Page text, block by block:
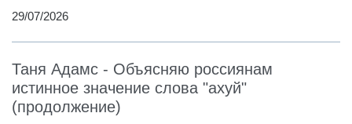
29/07/2026
Таня Адамс - Объясняю россиянам
истинное значение слова "ахуй"
(продолжение)